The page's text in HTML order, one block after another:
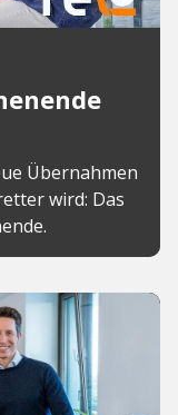
Übernahmen
wird: Das